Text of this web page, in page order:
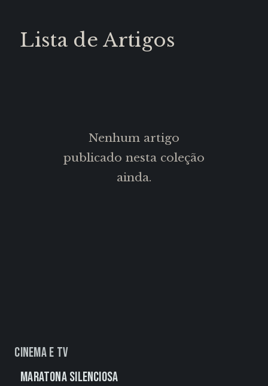
Lista de Artigos
Nenhum artigo
publicado nesta coleção
ainda.
Cinema e TV
Maratona Silenciosa